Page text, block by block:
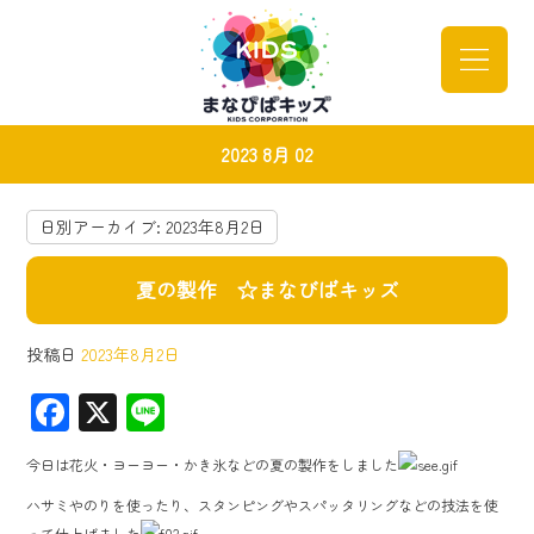
2023 8月 02
日別アーカイブ:2023年8月2日
夏の製作 ☆まなびばキッズ
投稿日 2023年8月2日
F
ac
e
X
ne
今日は花火・ヨーヨー・かき氷などの夏の製作をしました
ハサミやのりを使ったり、スタンピングやスパッタリングなどの技法を使